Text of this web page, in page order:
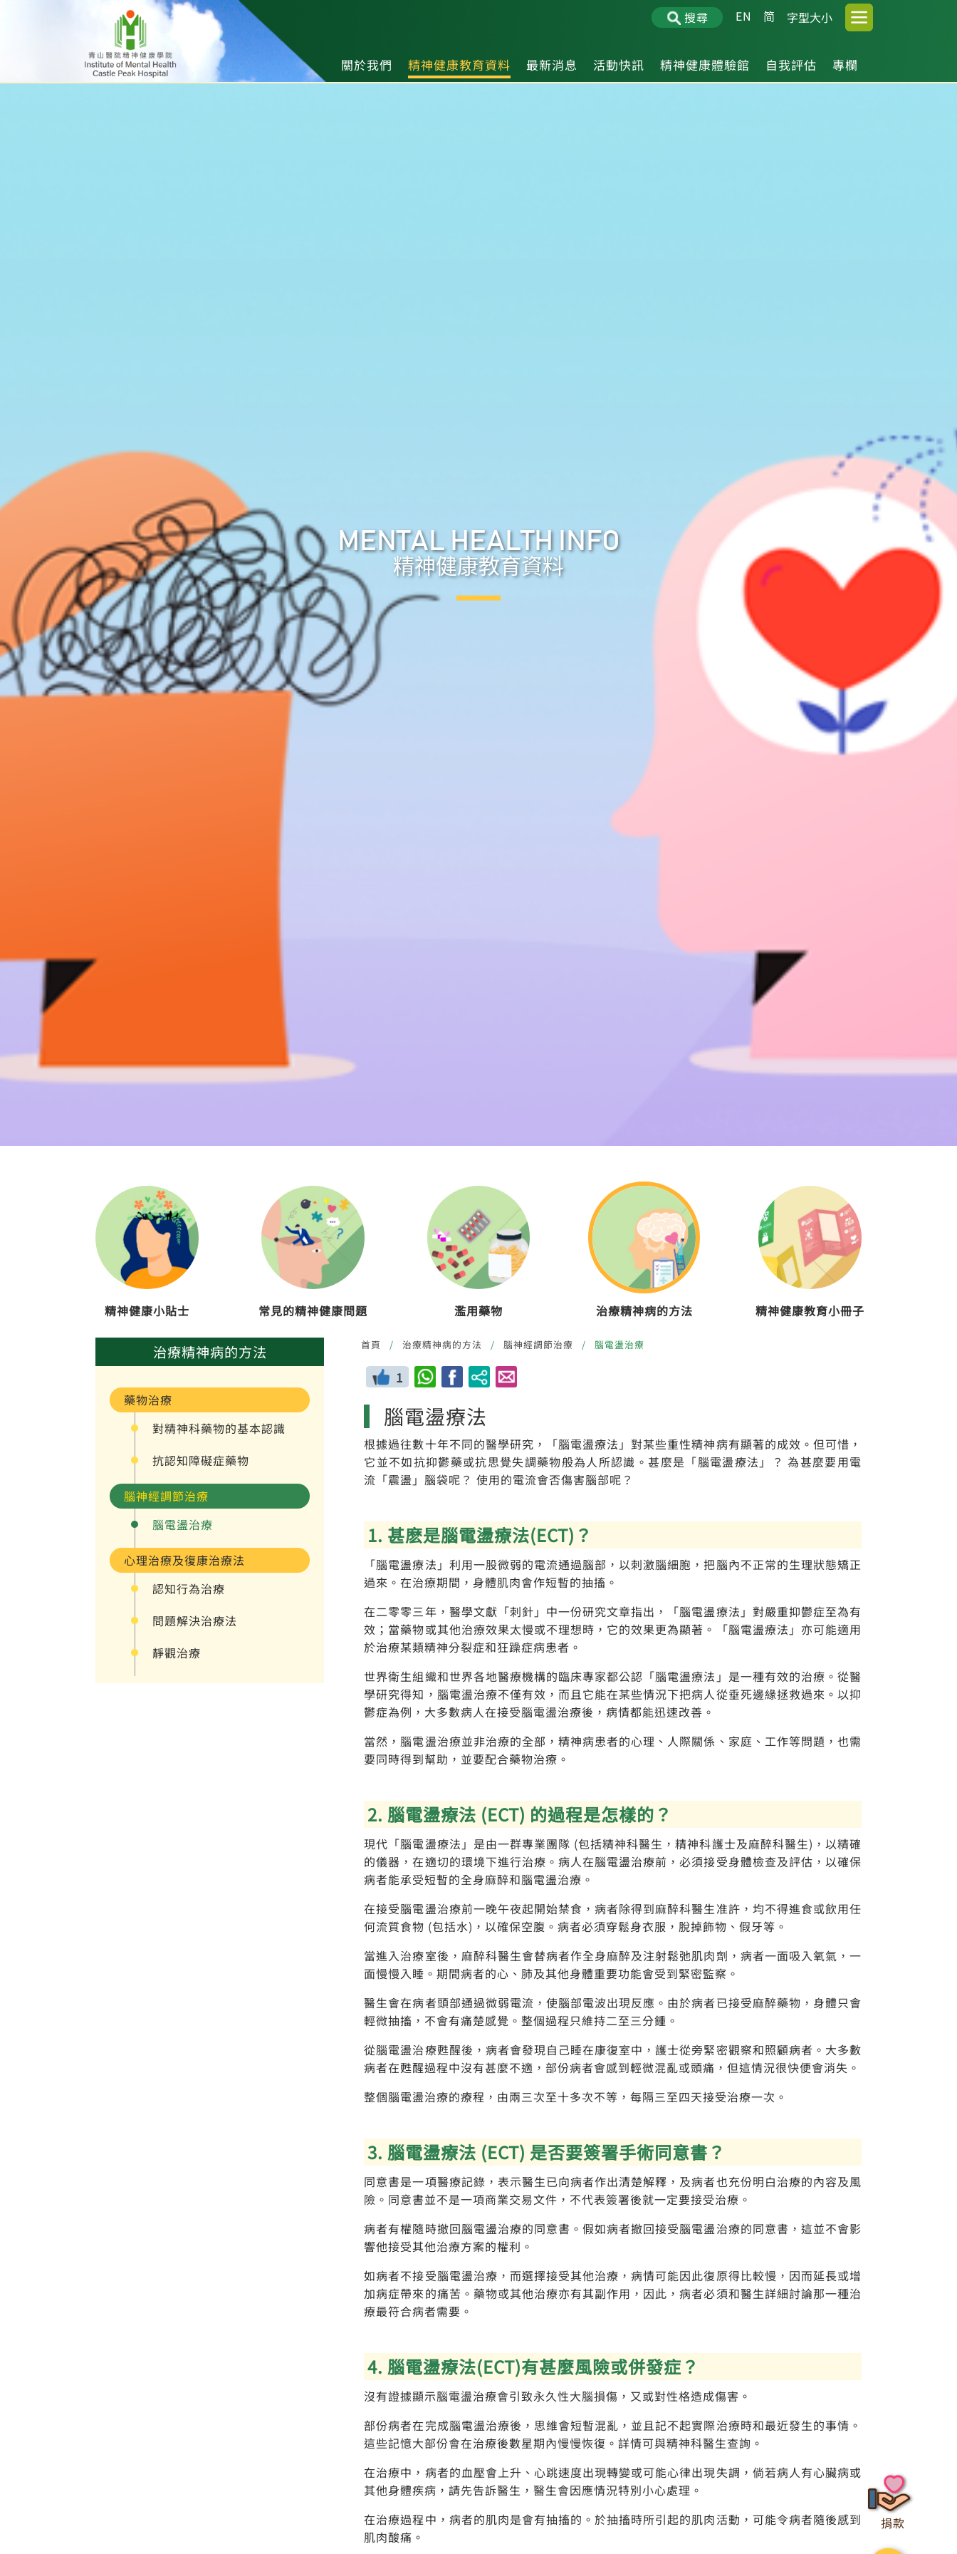
搜尋 EN 简 字型大小
關於我們 精神健康教育資料 最新消息 活動快訊 精神健康體驗館 自我評估 專欄
MENTAL HEALTH INFO
精神健康教育資料
精神健康小貼士 常見的精神健康問題 濫用藥物 治療精神病的方法 精神健康教育小冊子
治療精神病的方法
藥物治療
對精神科藥物的基本認識
抗認知障礙症藥物
腦神經調節治療
腦電盪治療
心理治療及復康治療法
認知行為治療
問題解決治療法
靜觀治療
首頁 治療精神病的方法 腦神經調節治療 腦電盪治療
1
腦電盪療法
根據過往數十年不同的醫學研究，「腦電盪療法」對某些重性精神病有顯著的成效。但可惜，
它並不如抗抑鬱藥或抗思覺失調藥物般為人所認識。甚麼是「腦電盪療法」？ 為甚麼要用電
流「震盪」腦袋呢？ 使用的電流會否傷害腦部呢？
1. 甚麽是腦電盪療法(ECT)？
「腦電盪療法」利用一股微弱的電流通過腦部，以刺激腦細胞，把腦內不正常的生理狀態矯正
過來。在治療期間，身體肌肉會作短暫的抽搐。
在二零零三年，醫學文獻「刺針」中一份研究文章指出，「腦電盪療法」對嚴重抑鬱症至為有
效；當藥物或其他治療效果太慢或不理想時，它的效果更為顯著。「腦電盪療法」亦可能適用
於治療某類精神分裂症和狂躁症病患者。
世界衛生組織和世界各地醫療機構的臨床專家都公認「腦電盪療法」是一種有效的治療。從醫
學研究得知，腦電盪治療不僅有效，而且它能在某些情況下把病人從垂死邊緣拯救過來。以抑
鬱症為例，大多數病人在接受腦電盪治療後，病情都能迅速改善。
當然，腦電盪治療並非治療的全部，精神病患者的心理、人際關係、家庭、工作等問題，也需
要同時得到幫助，並要配合藥物治療。
2. 腦電盪療法 (ECT) 的過程是怎樣的？
現代「腦電盪療法」是由一群專業團隊 (包括精神科醫生，精神科護士及麻醉科醫生)，以精確
的儀器，在適切的環境下進行治療。病人在腦電盪治療前，必須接受身體檢查及評估，以確保
病者能承受短暫的全身麻醉和腦電盪治療。
在接受腦電盪治療前一晚午夜起開始禁食，病者除得到麻醉科醫生准許，均不得進食或飲用任
何流質食物 (包括水)，以確保空腹。病者必須穿鬆身衣服，脫掉飾物、假牙等。
當進入治療室後，麻醉科醫生會替病者作全身麻醉及注射鬆弛肌肉劑，病者一面吸入氧氣，一
面慢慢入睡。期間病者的心、肺及其他身體重要功能會受到緊密監察。
醫生會在病者頭部通過微弱電流，使腦部電波出現反應。由於病者已接受麻醉藥物，身體只會
輕微抽搐，不會有痛楚感覺。整個過程只維持二至三分鍾。
從腦電盪治療甦醒後，病者會發現自己睡在康復室中，護士從旁緊密觀察和照顧病者。大多數
病者在甦醒過程中沒有甚麼不適，部份病者會感到輕微混亂或頭痛，但這情況很快便會消失。
整個腦電盪治療的療程，由兩三次至十多次不等，每隔三至四天接受治療一次。
3. 腦電盪療法 (ECT) 是否要簽署手術同意書？
同意書是一項醫療記錄，表示醫生已向病者作出清楚解釋，及病者也充份明白治療的內容及風
險。同意書並不是一項商業交易文件，不代表簽署後就一定要接受治療。
病者有權隨時撤回腦電盪治療的同意書。假如病者撤回接受腦電盪治療的同意書，這並不會影
響他接受其他治療方案的權利。
如病者不接受腦電盪治療，而選擇接受其他治療，病情可能因此復原得比較慢，因而延長或增
加病症帶來的痛苦。藥物或其他治療亦有其副作用，因此，病者必須和醫生詳細討論那一種治
療最符合病者需要。
4. 腦電盪療法(ECT)有甚麼風險或併發症？
沒有證據顯示腦電盪治療會引致永久性大腦損傷，又或對性格造成傷害。
部份病者在完成腦電盪治療後，思維會短暫混亂，並且記不起實際治療時和最近發生的事情。
這些記憶大部份會在治療後數星期內慢慢恢復。詳情可與精神科醫生查詢。
在治療中，病者的血壓會上升、心跳速度出現轉變或可能心律出現失調，倘若病人有心臟病或
其他身體疾病，請先告訴醫生，醫生會因應情況特別小心處理。
在治療過程中，病者的肌肉是會有抽搐的。於抽搐時所引起的肌肉活動，可能令病者隨後感到
肌肉酸痛。
捐款